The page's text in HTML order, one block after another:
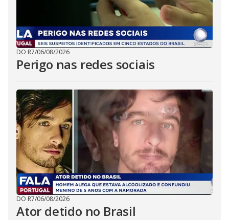
DO R7/06/08/2026
Perigo nas redes sociais
DO R7/06/08/2026
Ator detido no Brasil